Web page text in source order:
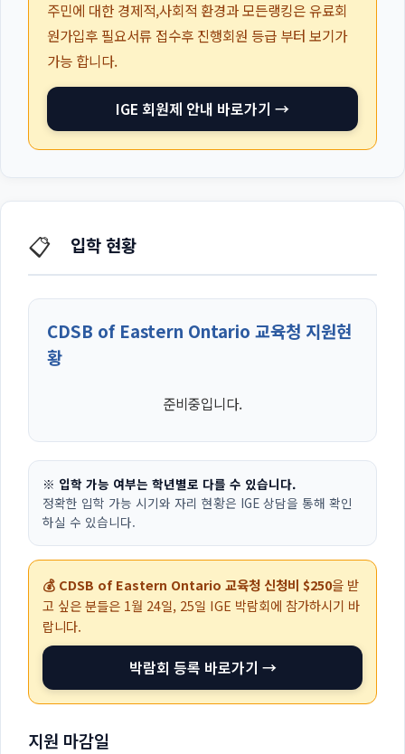
주민에 대한 경제적,사회적 환경과 모든랭킹은 유료회
원가입후 필요서류 접수후 진행회원 등급 부터 보기가
가능 합니다.
IGE 회원제 안내 바로가기 →
📋 입학 현황
CDSB of Eastern Ontario 교육청 지원현
황
준비중입니다.
※ 입학 가능 여부는 학년별로 다를 수 있습니다.
정확한 입학 가능 시기와 자리 현황은 IGE 상담을 통해 확인
하실 수 있습니다.
💰 CDSB of Eastern Ontario 교육청 신청비 $250을 받
고 싶은 분들은 1월 24일, 25일 IGE 박람회에 참가하시기 바
랍니다.
박람회 등록 바로가기 →
지원 마감일